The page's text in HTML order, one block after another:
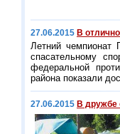
27.06.2015 В
Летний чемпионат
спасательному
федеральной
района показали
27.06.2015 В дружбе